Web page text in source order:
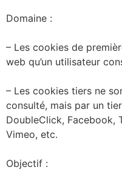
Domaine :
– Les cookies de
web qu’un utilisateur
– Les cookies tiers ne
consulté, mais par un
DoubleClick, Facebook,
Vimеo, etc.
Objectif :